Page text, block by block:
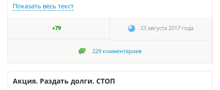
Показать весь текст
+79 23 августа 2017 года
229 комментариев
Акция. Раздать долги. СТОП